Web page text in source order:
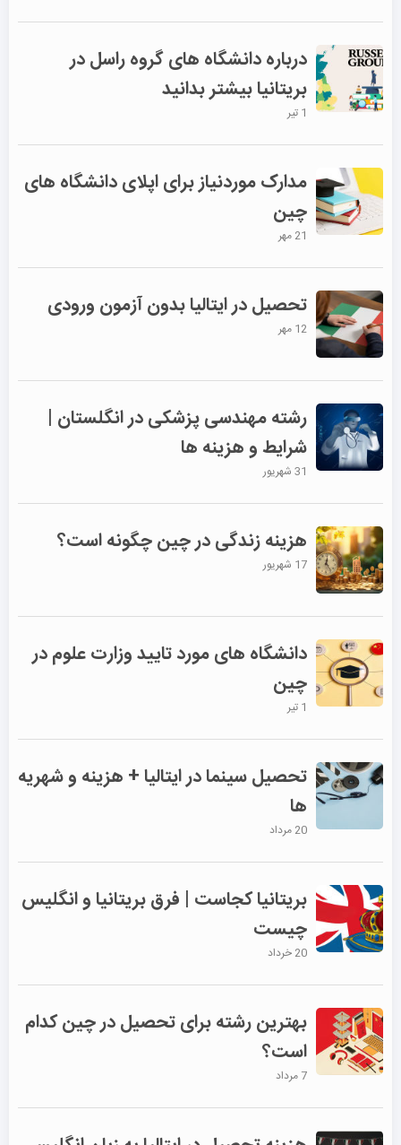
درباره دانشگاه های گروه راسل در
بریتانیا بیشتر بدانید
1 تیر
مدارک موردنیاز برای اپلای دانشگاه های
چین
21 مهر
تحصیل در ایتالیا بدون آزمون ورودی
12 مهر
رشته مهندسی پزشکی در انگلستان |
شرایط و هزینه ها
31 شهریور
هزینه زندگی در چین چگونه است؟
17 شهریور
دانشگاه های مورد تایید وزارت علوم در
چین
1 تیر
تحصیل سینما در ایتالیا + هزینه و شهریه
ها
20 مرداد
بریتانیا کجاست | فرق بریتانیا و انگلیس
چیست
20 خرداد
بهترین رشته برای تحصیل در چین کدام
است؟
7 مرداد